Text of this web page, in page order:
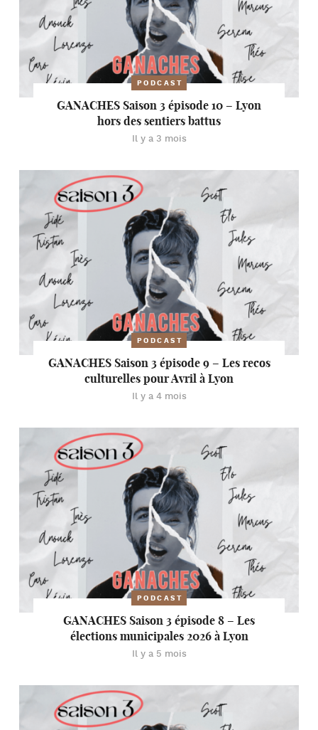
PODCAST
GANACHES Saison 3 épisode 10 – Lyon
hors des sentiers battus
Il y a 3 mois
PODCAST
GANACHES Saison 3 épisode 9 – Les recos
culturelles pour Avril à Lyon
Il y a 4 mois
PODCAST
GANACHES Saison 3 épisode 8 – Les
élections municipales 2026 à Lyon
Il y a 5 mois